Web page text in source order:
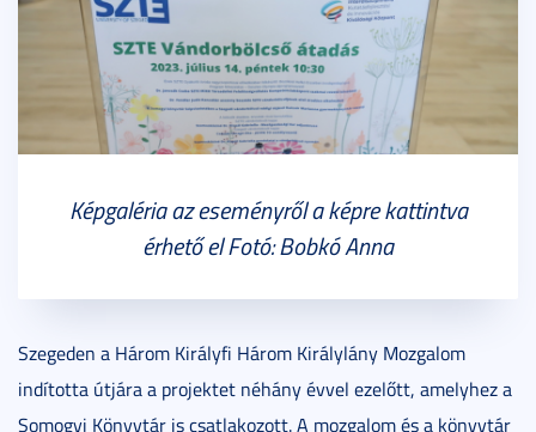
Képgaléria az eseményről a képre kattintva
érhető el Fotó: Bobkó Anna
Szegeden a Három Királyfi Három Királylány Mozgalom
indította útjára a projektet néhány évvel ezelőtt, amelyhez a
Somogyi Könyvtár is csatlakozott. A mozgalom és a könyvtár